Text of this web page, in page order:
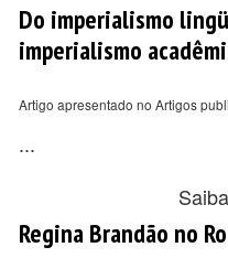
Do imperialismo
imperialismo
Artigo apresentado no Artigos
...
Regina Brandão no